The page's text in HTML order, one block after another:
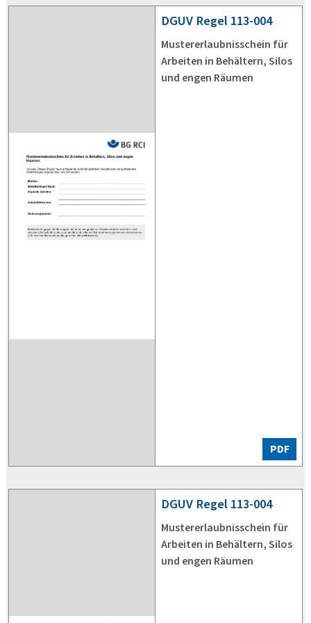
DGUV Regel 113-004
Mustererlaubnisschein für
Arbeiten in Behältern, Silos
und engen Räumen
PDF
DGUV Regel 113-004
Mustererlaubnisschein für
Arbeiten in Behältern, Silos
und engen Räumen